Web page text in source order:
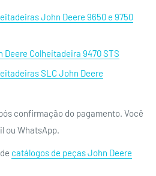
John Deere 9650 e 9750
Deere Colheitadeira 9470 STS
SLC John Deere
confirmação do pagamento. Você
ou WhatsApp.
catálogos de peças John Deere